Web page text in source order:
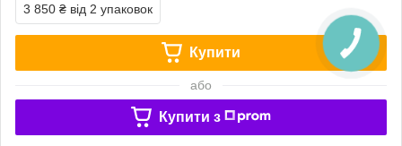
3 850 ₴ від 2 упаковок
Купити
або
Купити з